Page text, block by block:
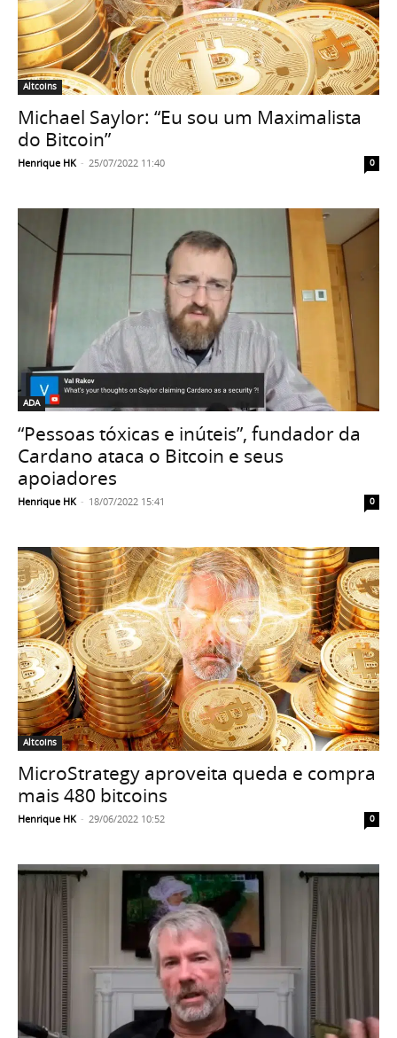
Altcoins
Michael Saylor: “Eu sou um Maximalista
do Bitcoin”
Henrique HK - 25/07/2022 11:40 0
ADA
“Pessoas tóxicas e inúteis”, fundador da
Cardano ataca o Bitcoin e seus
apoiadores
Henrique HK - 18/07/2022 15:41 0
Altcoins
MicroStrategy aproveita queda e compra
mais 480 bitcoins
Henrique HK - 29/06/2022 10:52 0